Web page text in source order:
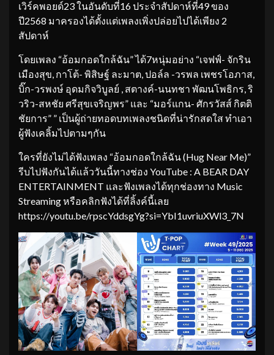
เวิร์คพอยด์23 ในอันดับที่16 ประจำสัปดาห์ที่49 ของ
ปี2568 มาครองได้ตั้งแต่เพลงเพิ่งปล่อยไปได้เพียง 2
สัปดาห์
โดยเพลง “อ้อมกอดใกล้ฉัน” ได้7หนุ่มอย่าง “เจฟฟ์- จักริน
เมืองสุข, กาโต้- พิสิษฐ์ ละมาต, ปอล์ล -วรพล เพชรโอภาส,
บิ๊ก-วรพงษ์ อุดมกิจวิบูลย์ , สตางค์-นนทชา พัฒนโพธิกร, ริ
วริว-สหชัย ศรีสุขเจริญพร” และ “มอร์แกน- ศักรวัสส์ กิตติ
ชัยการ” ” เป็นผู้ถ่ายทอดบทเพลงชนิดที่น่ารักสดใส ทำเอา
ผู้ฟังเคลิ้มไปตามๆกัน
ใครที่ยังไม่ได้ฟังเพลง “อ้อมกอดใกล้ฉัน (Hug Near Me)”
รีบไปฟังกันได้แล้ววันนี้ทางช่อง YouTube : A BEAR DAY
ENTERTAINMENT และฟังเพลงได้ทุกช่องทาง Music
Streaming หรือคลิกฟังได้ที่ลิ้งค์นี้เลย
https://youtu.be/rpscYddsgYg?si=YbI1uvriuXWl3_7N